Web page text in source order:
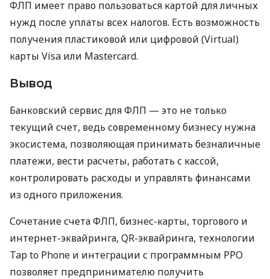
ФЛП имеет право пользоваться картой для личных
нужд после уплаты всех налогов. Есть возможность
получения пластиковой или цифровой (Virtual)
карты Visa или Mastercard.
Вывод
Банковский сервис для ФЛП — это не только
текущий счет, ведь современному бизнесу нужна
экосистема, позволяющая принимать безналичные
платежи, вести расчеты, работать с кассой,
контролировать расходы и управлять финансами
из одного приложения.
Сочетание счета ФЛП, бизнес-карты, торгового и
интернет-эквайринга, QR-эквайринга, технологии
Tap to Phone и интеграции с программным РРО
позволяет предпринимателю получить